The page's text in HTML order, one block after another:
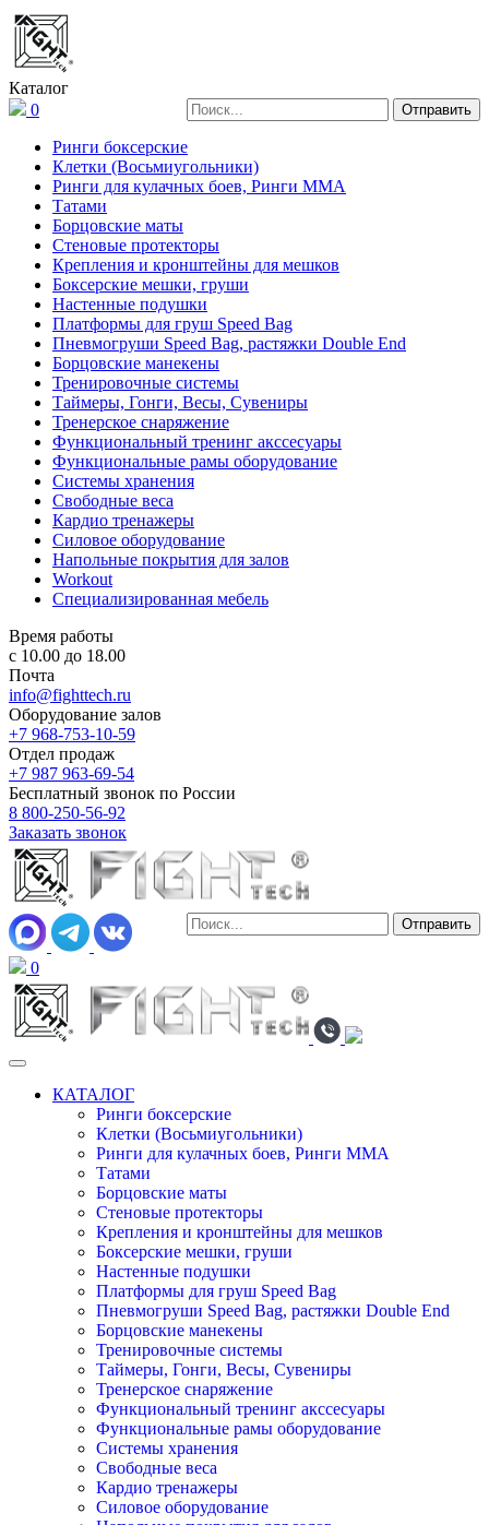
Каталог
0
Ринги боксерские
Клетки (Восьмиугольники)
Ринги для кулачных боев, Ринги ММА
Татами
Борцовские маты
Стеновые протекторы
Крепления и кронштейны для мешков
Боксерские мешки, груши
Настенные подушки
Платформы для груш Speed Bag
Пневмогруши Speed Bag, растяжки Double End
Борцовские манекены
Тренировочные системы
Таймеры, Гонги, Весы, Сувениры
Тренерское снаряжение
Функциональный тренинг акссесуары
Функциональные рамы оборудование
Системы хранения
Свободные веса
Кардио тренажеры
Силовое оборудование
Напольные покрытия для залов
Workout
Специализированная мебель
Время работы
с 10.00 до 18.00
Почта
info@fighttech.ru
Оборудование залов
+7 968-753-10-59
Отдел продаж
+7 987 963-69-54
Бесплатный звонок по России
8 800-250-56-92
Заказать звонок
0
КАТАЛОГ
Ринги боксерские
Клетки (Восьмиугольники)
Ринги для кулачных боев, Ринги ММА
Татами
Борцовские маты
Стеновые протекторы
Крепления и кронштейны для мешков
Боксерские мешки, груши
Настенные подушки
Платформы для груш Speed Bag
Пневмогруши Speed Bag, растяжки Double End
Борцовские манекены
Тренировочные системы
Таймеры, Гонги, Весы, Сувениры
Тренерское снаряжение
Функциональный тренинг акссесуары
Функциональные рамы оборудование
Системы хранения
Свободные веса
Кардио тренажеры
Силовое оборудование